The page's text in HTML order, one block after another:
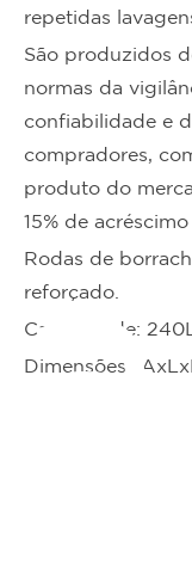
repetidas
São produzidos
normas da
confiabilidade e
compradores,
produto do
15% de
Rodas de
reforçado.
Capacidade:
Dimensões